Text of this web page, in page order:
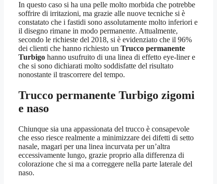
In questo caso si ha una pelle molto morbida che potrebbe
soffrire di irritazioni, ma grazie alle nuove tecniche si è
constatato che i fastidi sono assolutamente molto inferiori e
il disegno rimane in modo permanente. Attualmente,
secondo le richieste del 2018, si è evidenziato che il 96%
dei clienti che hanno richiesto un Trucco permanente
Turbigo hanno usufruito di una linea di effetto eye-liner e
che si sono dichiarati molto soddisfatte del risultato
nonostante il trascorrere del tempo.
Trucco permanente Turbigo zigomi
e naso
Chiunque sia una appassionata del trucco è consapevole
che esso riesce realmente a minimizzare dei difetti di setto
nasale, magari per una linea incurvata per un’altra
eccessivamente lungo, grazie proprio alla differenza di
colorazione che si ma a correggere nella parte laterale del
naso.